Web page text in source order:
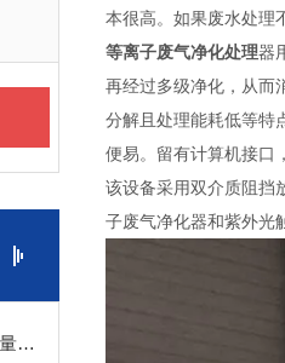
喷漆废气净化器的风压与风量计算
本很高。如果废水处理
等离子废气净化处理器
再经过多级净化，从而
分解且处理能耗低等特
便易。留有计算机接口
该设备采用双介质阻挡
子废气净化器和紫外光